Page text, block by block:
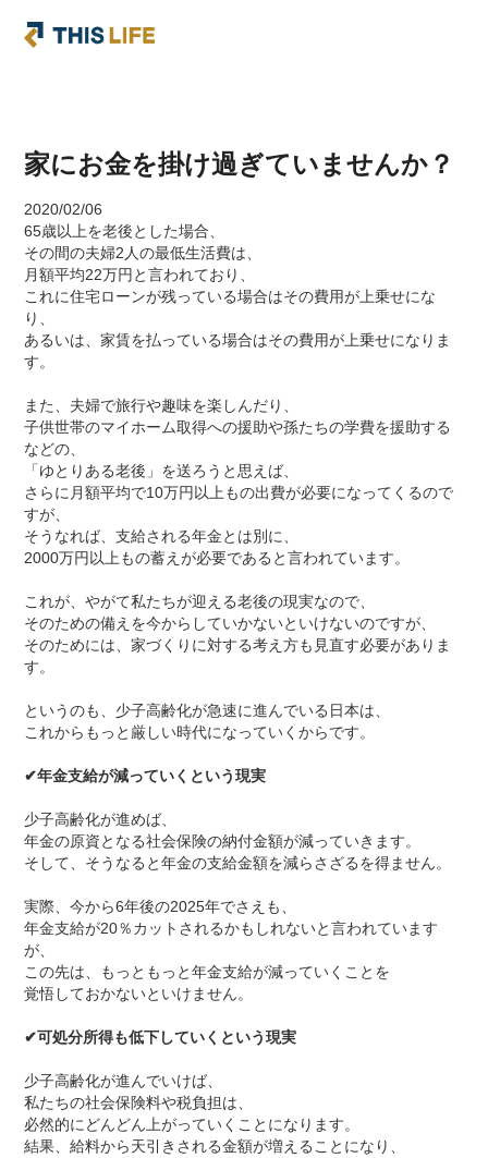
家にお金を掛け過ぎていませんか？
2020/02/06
65歳以上を老後とした場合、
その間の夫婦2人の最低生活費は、
月額平均22万円と言われており、
これに住宅ローンが残っている場合はその費用が上乗せにな
り、
あるいは、家賃を払っている場合はその費用が上乗せになりま
す。
また、夫婦で旅行や趣味を楽しんだり、
子供世帯のマイホーム取得への援助や孫たちの学費を援助する
などの、
「ゆとりある老後」を送ろうと思えば、
さらに月額平均で10万円以上もの出費が必要になってくるので
すが、
そうなれば、支給される年金とは別に、
2000万円以上もの蓄えが必要であると言われています。
これが、やがて私たちが迎える老後の現実なので、
そのための備えを今からしていかないといけないのですが、
そのためには、家づくりに対する考え方も見直す必要がありま
す。
というのも、少子高齢化が急速に進んでいる日本は、
これからもっと厳しい時代になっていくからです。
✔年金支給が減っていくという現実
少子高齢化が進めば、
年金の原資となる社会保険の納付金額が減っていきます。
そして、そうなると年金の支給金額を減らさざるを得ません。
実際、今から6年後の2025年でさえも、
年金支給が20％カットされるかもしれないと言われています
が、
この先は、もっともっと年金支給が減っていくことを
覚悟しておかないといけません。
✔可処分所得も低下していくという現実
少子高齢化が進んでいけば、
私たちの社会保険料や税負担は、
必然的にどんどん上がっていくことになります。
結果、給料から天引きされる金額が増えることになり、